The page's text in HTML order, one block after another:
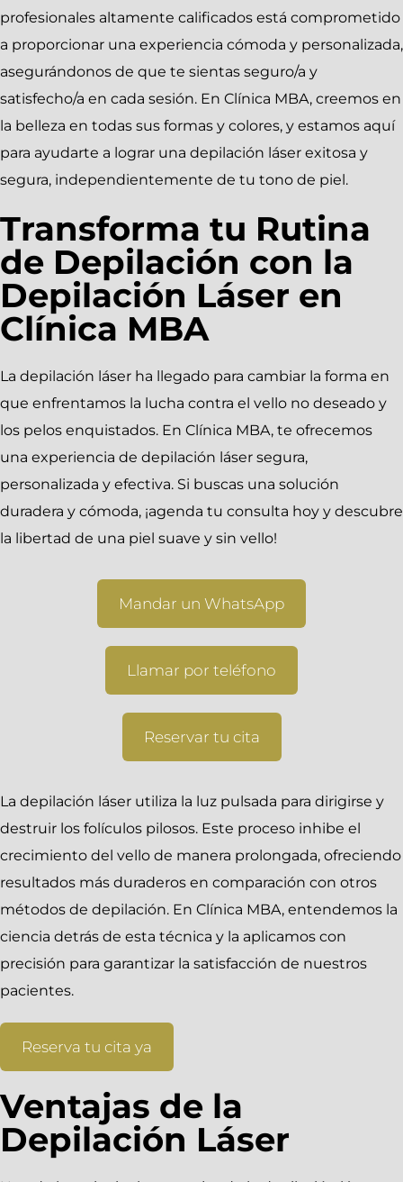
profesionales altamente calificados está comprometido
a proporcionar una experiencia cómoda y personalizada,
asegurándonos de que te sientas seguro/a y
satisfecho/a en cada sesión. En Clínica MBA, creemos en
la belleza en todas sus formas y colores, y estamos aquí
para ayudarte a lograr una depilación láser exitosa y
segura, independientemente de tu tono de piel.
Transforma tu Rutina
de Depilación con la
Depilación Láser en
Clínica MBA
La depilación láser ha llegado para cambiar la forma en
que enfrentamos la lucha contra el vello no deseado y
los pelos enquistados. En Clínica MBA, te ofrecemos
una experiencia de depilación láser segura,
personalizada y efectiva. Si buscas una solución
duradera y cómoda, ¡agenda tu consulta hoy y descubre
la libertad de una piel suave y sin vello!
Mandar un WhatsApp
Llamar por teléfono
Reservar tu cita
La depilación láser utiliza la luz pulsada para dirigirse y
destruir los folículos pilosos. Este proceso inhibe el
crecimiento del vello de manera prolongada, ofreciendo
resultados más duraderos en comparación con otros
métodos de depilación. En Clínica MBA, entendemos la
ciencia detrás de esta técnica y la aplicamos con
precisión para garantizar la satisfacción de nuestros
pacientes.
Reserva tu cita ya
Ventajas de la
Depilación Láser